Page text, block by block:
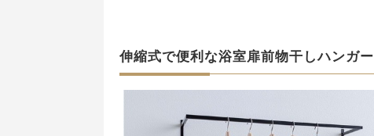
伸縮式で便利な浴室扉前物干しハンガー